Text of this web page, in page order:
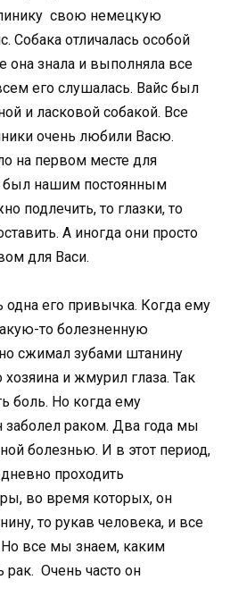
свою немецкую
Собака отличалась особой
она знала и выполняла все
его слушалась. Вайс был
и ласковой собакой. Все
очень любили Васю.
на первом месте для
был нашим постоянным
подлечить, то глазки, то
А иногда они просто
для Васи.
одна его привычка. Когда ему
то болезненную
сжимал зубами штанину
хозяина и жмурил глаза. Так
боль. Но когда ему
заболел раком. Два года мы
болезнью. И в этот период,
проходить
во время которых, он
то рукав человека, и все
все мы знаем, каким
Очень часто он